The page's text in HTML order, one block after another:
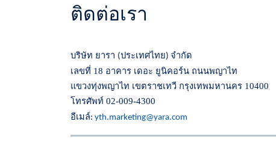
ติดต่อเรา
บริษัท ยารา (ประเทศไทย) จำกัด
เลขที่ 18 อาคาร เดอะ ยูนิคอร์น ถนนพญาไท
แขวงทุ่งพญาไท เขตราชเทวี กรุงเทพมหานคร 10400
โทรศัพท์ 02-009-4300
อีเมล์: yth.marketing@yara.com